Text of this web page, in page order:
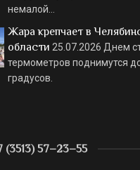
немалой…
Жара крепчает в
области 25.07.2026 Днем
термометров поднимутся
градусов.
(3513) 57–23–55